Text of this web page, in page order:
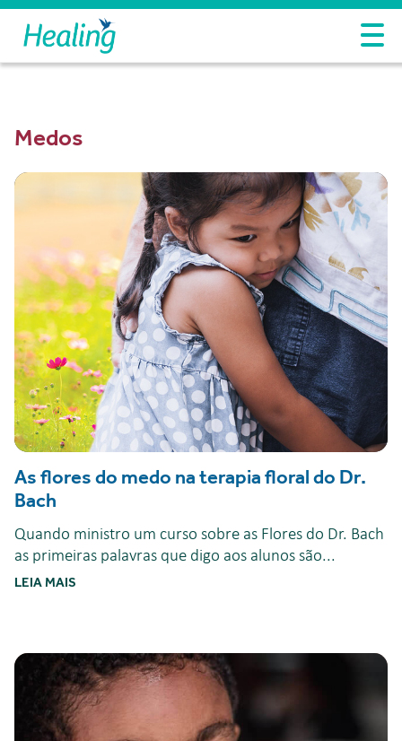
Medos
As flores do medo na terapia floral do Dr.
Bach
Quando ministro um curso sobre as Flores do Dr. Bach
as primeiras palavras que digo aos alunos são...
LEIA MAIS